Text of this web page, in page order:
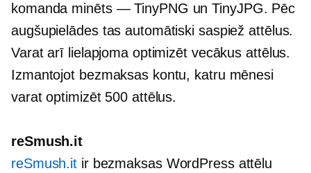
komanda minēts — TinyPNG un TinyJPG. Pēc
augšupielādes tas automātiski saspiež attēlus.
Varat arī lielapjoma optimizēt vecākus attēlus.
Izmantojot bezmaksas kontu, katru mēnesi
varat optimizēt 500 attēlus.
reSmush.it
reSmush.it ir bezmaksas WordPress attēlu